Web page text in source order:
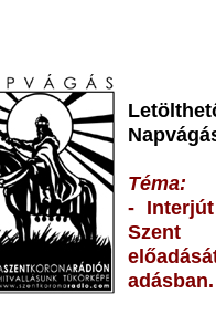
Téma:
-
Szent
adásban.